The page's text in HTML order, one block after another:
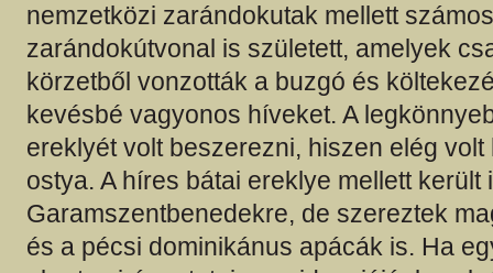
nemzetközi zarándokutak mellett
zarándokútvonal is született, amelyek
körzetből vonzották a buzgó és
kevésbé vagyonos híveket. A
ereklyét volt beszerezni, hiszen elég
ostya. A híres bátai ereklye mellett került
Garamszentbenedekre, de szereztek
és a pécsi dominikánus apácák is. Ha